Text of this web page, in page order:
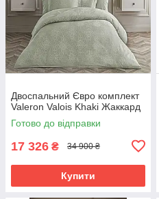
Двоспальний Євро комплект
Valeron Valois Khaki Жаккард
Готово до відправки
17 326 ₴ 34 900 ₴
Купити